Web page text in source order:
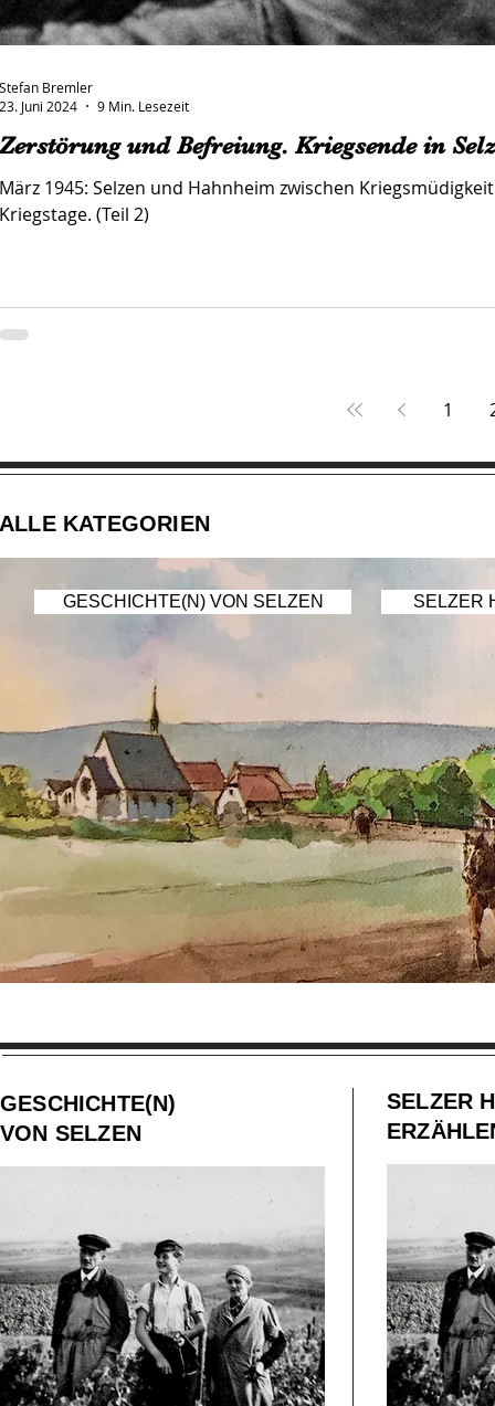
Zerstörung und Befreiung. Kriegsende in
März 1945: Selzen und Hahnheim zwischen
Kriegstage. (Teil 2)
Stefan Bremler
23. Juni 2024
9 Min. Lesezeit
1
ALLE KATEGORIEN
GESCHICHTE(N) VON SELZEN SELZER
GESCHICHTE(N)
VON SELZEN
SELZER